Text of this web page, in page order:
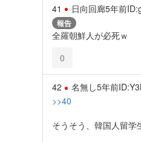
41 日向回廊5年前
報告
全羅朝鮮人が必死ｗ
0
42 名無し5年前
>>40
そうそう、韓国人留学